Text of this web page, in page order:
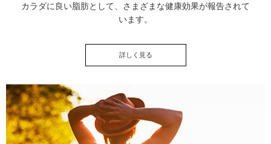
カラダに良い脂肪として、さまざまな健康効果が報告されて
います。
詳しく見る